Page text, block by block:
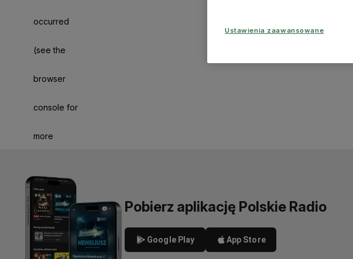
occurred
(see the
browser
console for
more
Pobierz aplikację Polskie Radio
Google Play App Store
Ustawienia zaawansowane